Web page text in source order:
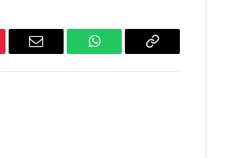
Email WhatsAppCopy